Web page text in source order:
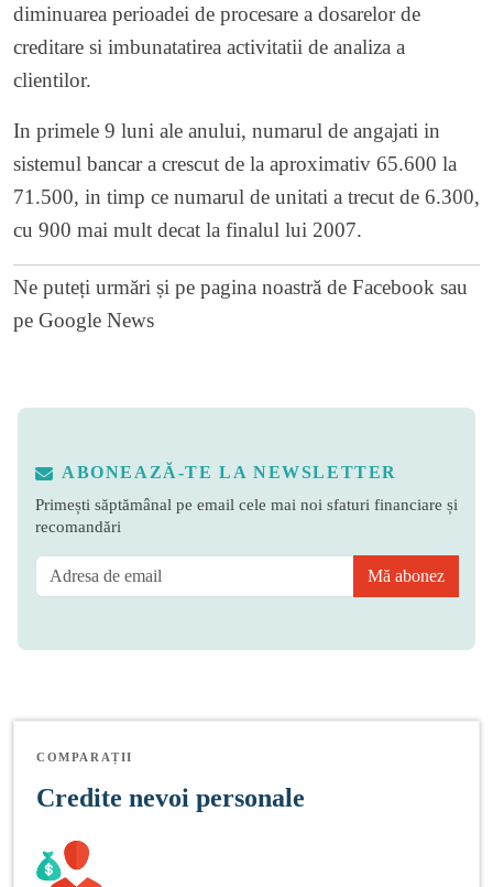
diminuarea perioadei de procesare a dosarelor de
creditare si imbunatatirea activitatii de analiza a
clientilor.
In primele 9 luni ale anului, numarul de angajati in
sistemul bancar a crescut de la aproximativ 65.600 la
71.500, in timp ce numarul de unitati a trecut de 6.300,
cu 900 mai mult decat la finalul lui 2007.
Ne puteți urmări și pe pagina noastră de Facebook sau
pe Google News
ABONEAZĂ-TE LA NEWSLETTER
Primești săptămânal pe email cele mai noi sfaturi financiare și
recomandări
Mă abonez
COMPARAȚII
Credite nevoi personale